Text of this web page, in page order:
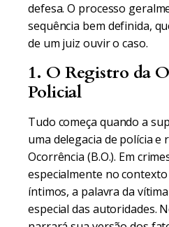
defesa. O processo
sequência bem definida,
de um juiz ouvir o caso.
1. O Registro da
Policial
Tudo começa quando a
uma delegacia de polícia
Ocorrência (B.O.). Em
especialmente no
íntimos, a palavra da
especial das autoridades.